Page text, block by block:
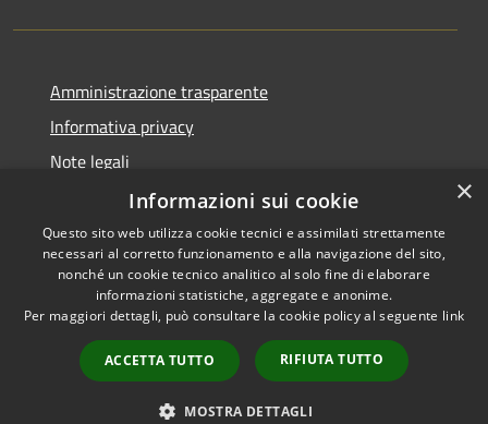
Amministrazione trasparente
Informativa privacy
Note legali
Dichiarazione di accessibilità
RSS
Accessibilità
Copyright © 2026 • Città di
Municipium•
Accesso
redazione
×
Informazioni sui cookie
Questo sito web utilizza cookie tecnici e assimilati strettamente
necessari al corretto funzionamento e alla navigazione del sito,
nonché un cookie tecnico analitico al solo fine di elaborare
informazioni statistiche, aggregate e anonime.
Per maggiori dettagli, può consultare la cookie policy al seguente link
ACCETTA TUTTO RIFIUTA TUTTO
MOSTRA DETTAGLI